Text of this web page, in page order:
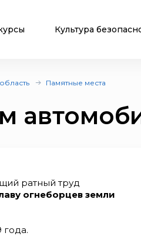
Культура
Памятные места
ратный труд
огнеборцев земли
года.